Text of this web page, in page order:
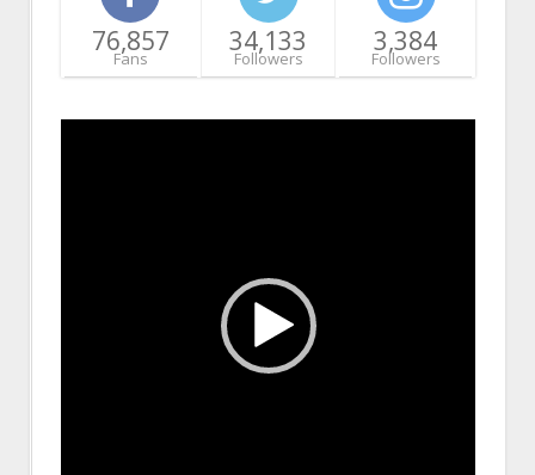
76,857
Fans
34,133
Followers
3,384
Followers